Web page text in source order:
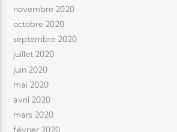
novembre 2020
octobre 2020
septembre 2020
juillet 2020
juin 2020
mai 2020
avril 2020
mars 2020
février 2020